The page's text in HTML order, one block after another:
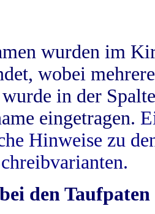
wurden im
wobei
in der
eingetragen.
Hinweise zu
den Taufpaten